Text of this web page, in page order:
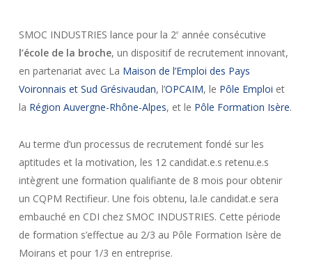
SMOC INDUSTRIES lance pour la 2e
année consécutive
l’école de la broche, un dispositif de recrutement innovant,
en partenariat avec La Maison de l’Emploi des Pays
Voironnais et Sud Grésivaudan, l’OPCAIM, le Pôle Emploi et
la Région Auvergne-Rhône-Alpes, et le Pôle Formation Isère.
Au terme d’un processus de recrutement fondé sur les
aptitudes et la motivation, les 12 candidat.e.s retenu.e.s
intègrent une formation qualifiante de 8 mois pour obtenir
un CQPM Rectifieur. Une fois obtenu, la.le candidat.e sera
embauché en CDI chez SMOC INDUSTRIES. Cette période
de formation s’effectue au 2/3 au Pôle Formation Isère de
Moirans et pour 1/3 en entreprise.